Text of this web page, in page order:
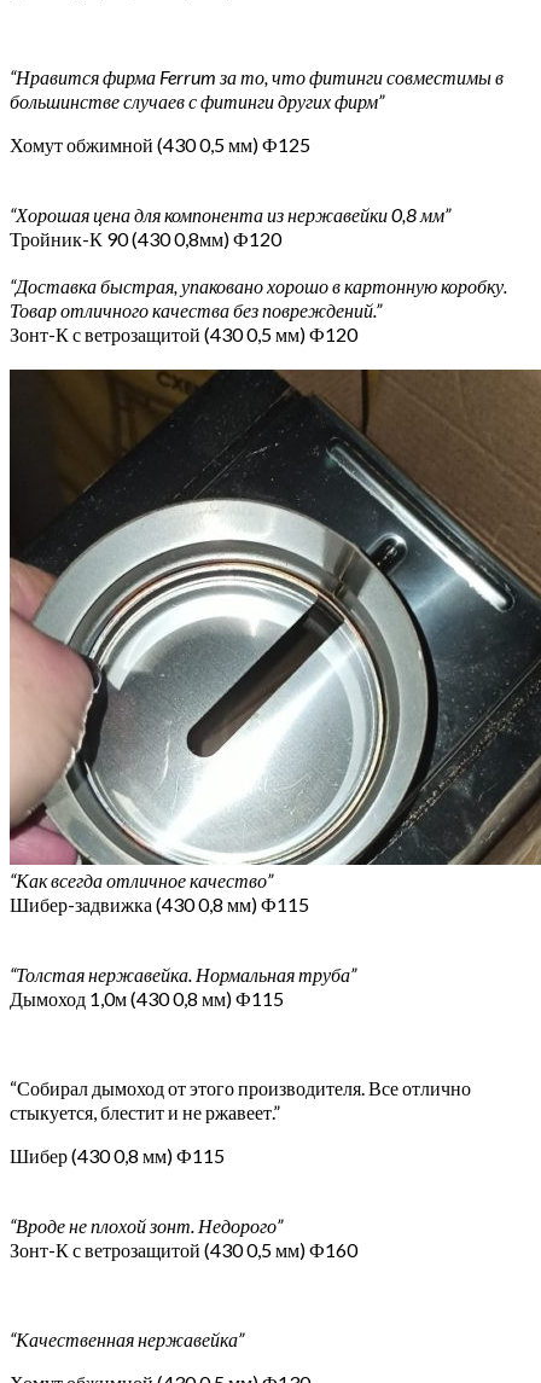
“Нравится фирма Ferrum за то, что фитинги совместимы в
большинстве случаев с фитинги других фирм”
Хомут обжимной (430 0,5 мм) Ф125
“Хорошая цена для компонента из нержавейки 0,8 мм”
Тройник-К 90 (430 0,8мм) Ф120
“Доставка быстрая, упаковано хорошо в картонную коробку.
Товар отличного качества без повреждений.”
Зонт-К с ветрозащитой (430 0,5 мм) Ф120
“Как всегда отличное качество”
Шибер-задвижка (430 0,8 мм) Ф115
“Толстая нержавейка. Нормальная труба”
Дымоход 1,0м (430 0,8 мм) Ф115
“Собирал дымоход от этого производителя. Все отлично
стыкуется, блестит и не ржавеет.”
Шибер (430 0,8 мм) Ф115
“Вроде не плохой зонт. Недорого”
Зонт-К с ветрозащитой (430 0,5 мм) Ф160
“Качественная нержавейка”